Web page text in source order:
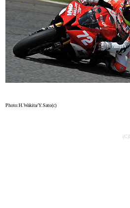
Photo:H.Wakita/Y.Sato(c)